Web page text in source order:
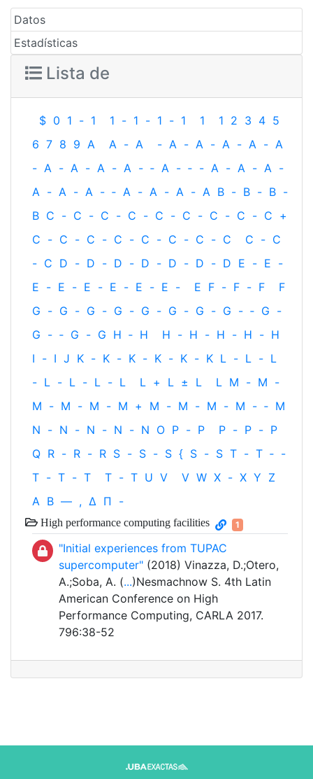
Datos
Estadísticas
Lista de
$ 0 1 - 1 1 - 1 - 1 - 1 1 1 2 3 4 5
6 7 8 9 A A - A - A - A - A - A - A
- A - A - A - A - ‐ A - ‐ - A - A - A -
A - A - A - ‐ A - A - A - A B - B - B -
B C - C - C - C - C - C - C - C - C +
C - C - C - C - C - C - C - C C - C
- C D - D - D - D - D - D - D E - E -
E - E - E - E - E - E - E F - F - F
F
G - G - G - G - G - G - G - G - ‐ G -
G - ‐ G - G H ‐ H H - H - H - H - H
I - I J K - K - K - K - K - K L - L - L
- L - L - L - L L + L ± L L M - M -
M - M - M - M + M - M - M - M - ‐ M
N - N - N - N - N O P - P P - P - P
Q R - R - R S - S - S { S - S T - T ‐ -
T - T - T T - T U V V W X - X Y Z
Α Β — , Δ Π -
High performance computing facilities 1
"Initial experiences from TUPAC
supercomputer" (2018) Vinazza, D.;Otero,
A.;Soba, A. (...)Nesmachnow S. 4th Latin
American Conference on High
Performance Computing, CARLA 2017.
796:38-52